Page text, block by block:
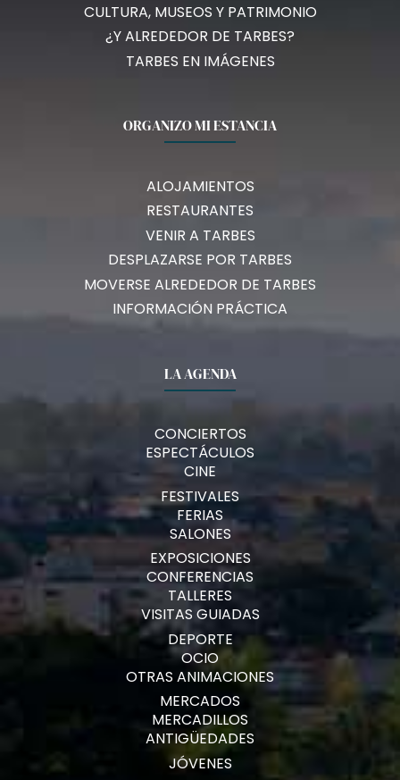
CULTURA, MUSEOS Y PATRIMONIO
¿Y ALREDEDOR DE TARBES?
TARBES EN IMÁGENES
ORGANIZO MI ESTANCIA
ALOJAMIENTOS
RESTAURANTES
VENIR A TARBES
DESPLAZARSE POR TARBES
MOVERSE ALREDEDOR DE TARBES
INFORMACIÓN PRÁCTICA
LA AGENDA
CONCIERTOS
ESPECTÁCULOS
CINE
FESTIVALES
FERIAS
SALONES
EXPOSICIONES
CONFERENCIAS
TALLERES
VISITAS GUIADAS
DEPORTE
OCIO
OTRAS ANIMACIONES
MERCADOS
MERCADILLOS
ANTIGÜEDADES
JÓVENES